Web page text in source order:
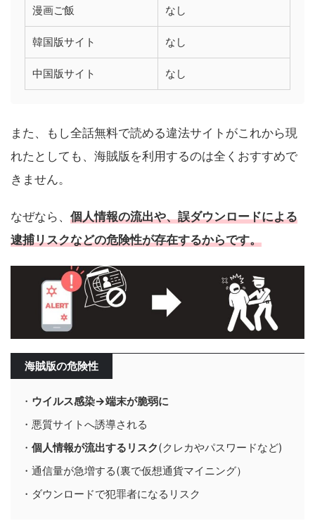
漫画ご飯 なし
韓国版サイト なし
中国版サイト なし
また、もし全話無料で読める違法サイトがこれから現
れたとしても、海賊版を利用するのは全くおすすめで
きません。
なぜなら、 個人情報の流出や、誤ダウンロードによる
逮捕リスクなどの危険性が存在するからです。
海賊版の危険性
・ ウイルス感染→端末が脆弱に
・悪質サイトへ誘導される
・ 個人情報が流出するリスク(クレカやパスワードなど)
・通信量が急増する(裏で仮想通貨マイニング）
・ダウンロードで犯罪者になるリスク